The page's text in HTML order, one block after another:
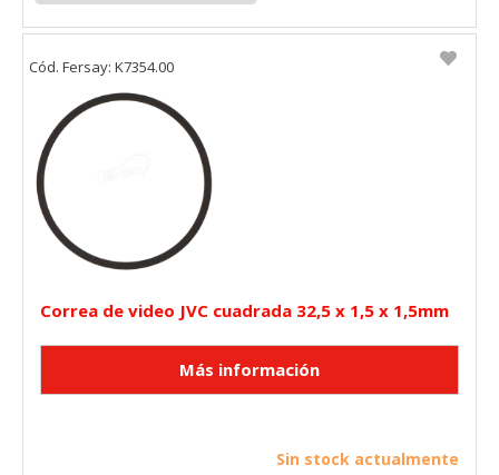
Correa de video JVC cuadrada 32,5 x 1,5 x 1,5mm
Sin stock actualmente
Cód. Fersay: K7354.00